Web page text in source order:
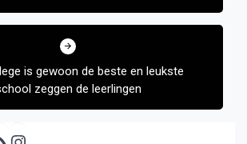
is gewoon de beste en leukste
zeggen de leerlingen
RSS feed